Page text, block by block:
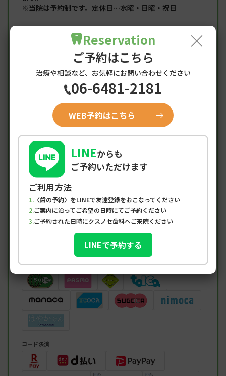
※当院は予約制です。定休日…水曜・日曜・祝日
Google Map
〒660-0892 兵庫県尼崎市東難波町5-2-16
1F駐車場 4台完備
阪神電鉄「尼崎」駅から徒歩10分
阪神バス「難波」停留所より東へ徒歩1分
お支払い方法
クレジットカード / デビット / プリペイド
コード決済
×
Reservation
ご予約はこちら
治療や相談など、お気軽にお問い合わせください
06-6481-2181
WEB予約はこちら
LINEからも
ご予約いただけます
ご利用方法
〈歯の予約〉をLINEで友達登録をおこなってください
ご案内に沿ってご希望の日時にてご予約ください
ご予約された日時にクスノセ歯科へご来院ください
LINEで予約する